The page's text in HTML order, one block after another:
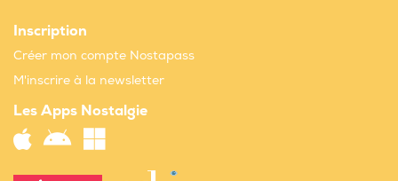
Inscription
Créer mon compte Nostapass
M'inscrire à la newsletter
Les Apps Nostalgie